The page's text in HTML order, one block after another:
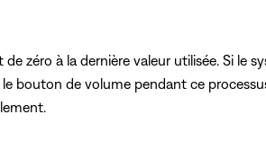
zéro à la dernière valeur utilisée. Si le
de volume pendant ce